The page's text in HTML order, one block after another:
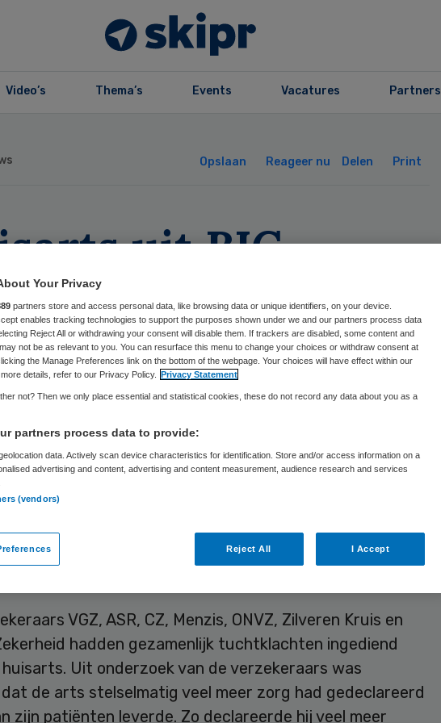
Video’s Thema’s Events Vacatures Partners
Opslaan Reageer nu Delen Print
uit BIG-
geschrapt
fraude
Nadiq Kerimov in Lelystad is uit het BIG-register
vanwege fraude met declaraties. Het Centraal
voor de Gezondheidszorg heeft dinsdag het beroep
tegen de tuchtklachten van zeven
VGZ, ASR, CZ, Menzis, ONVZ, Zilveren Kruis en
hadden gezamenlijk tuchtklachten ingediend
Uit onderzoek van de verzekeraars was
de arts stelselmatig veel meer zorg had gedeclareerd
zijn patiënten leverde. Zo declareerde hij veel meer
Your Privacy
partners store and access personal data, like browsing data or unique identifiers, on your device.
enables tracking technologies to support the purposes shown under we and our partners process data
Reject All or withdrawing your consent will disable them. If trackers are disabled, some content and
not be as relevant to you. You can resurface this menu to change your choices or withdraw consent at
the Manage Preferences link on the bottom of the webpage. Your choices will have effect within our
details, refer to our Privacy Policy. Privacy Statement
not? Then we only place essential and statistical cookies, these do not record any data about you as a
partners process data to provide:
data. Actively scan device characteristics for identification. Store and/or access information on a
advertising and content, advertising and content measurement, audience research and services
(vendors)
Reject All I Accept